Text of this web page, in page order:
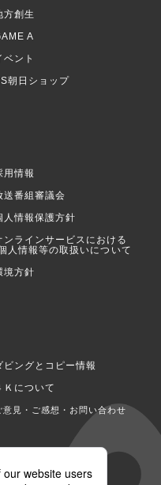
方創生
A
ベント
朝日ショップ
用情報
送番組審議会
人情報保護方針
ンラインサービスにおける
情報等の取扱いについて
境方針
ビングとコピー情報
Ｋについて
意見・ご感想・お問い合わせ
レ朝チャンネル